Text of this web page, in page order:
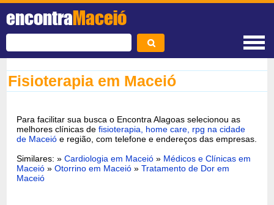
encontraMaceió
Fisioterapia em Maceió
Para facilitar sua busca o Encontra Alagoas selecionou as
melhores clínicas defisioterapia, home care, rpg na cidade
de Maceió e região, com telefone e endereços das empresas.
Similares: »Cardiologia em Maceió » Médicos e Clínicas em
Maceió »Otorrino em Maceió »Tratamento de Dor em
Maceió